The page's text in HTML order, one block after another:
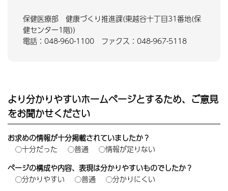
保健医療部 健康づくり推進課(東越谷十丁目31番地(保
健センター1階))
電話：048-960-1100 ファクス：048-967-5118
より分かりやすいホームページとするため、ご意見
をお聞かせください
お求めの情報が十分掲載されていましたか？
十分だった
普通
情報が足りない
ページの構成や内容、表現は分かりやすいものでしたか？
分かりやすい
普通
分かりにくい